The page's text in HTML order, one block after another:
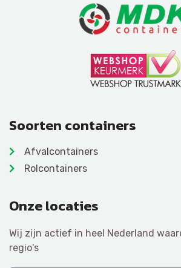
Soorten containers
Afvalcontainers
Rolcontainers
Onze locaties
Wij zijn actief in heel Nederland
regio's